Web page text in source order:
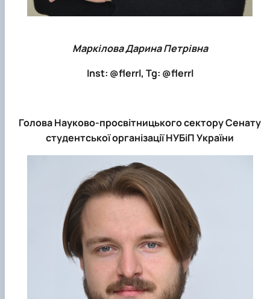
Маркілова Дарина Петрівна
Inst: @flerrl, Tg: @flerrl
Голова Науково-просвітницького сектору Сенату
студентської організації НУБіП України